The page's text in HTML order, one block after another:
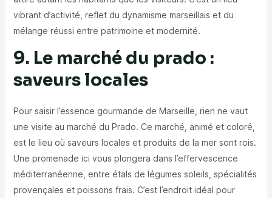
vibrant d’activité, reflet du dynamisme marseillais et du
mélange réussi entre patrimoine et modernité.
9. Le marché du prado :
saveurs locales
Pour saisir l’essence gourmande de Marseille, rien ne vaut
une visite au marché du Prado. Ce marché, animé et coloré,
est le lieu où saveurs locales et produits de la mer sont rois.
Une promenade ici vous plongera dans l’effervescence
méditerranéenne, entre étals de légumes soleils, spécialités
provençales et poissons frais. C’est l’endroit idéal pour